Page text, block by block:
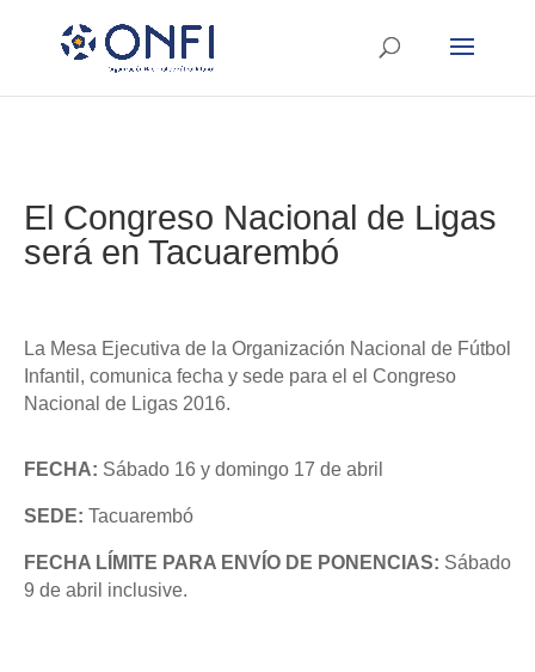
El Congreso Nacional de Ligas
será en Tacuarembó
La Mesa Ejecutiva de la Organización Nacional de Fútbol
Infantil, comunica fecha y sede para el el Congreso
Nacional de Ligas 2016.
FECHA: Sábado 16 y domingo 17 de abril
SEDE: Tacuarembó
FECHA LÍMITE PARA ENVÍO DE PONENCIAS: Sábado
9 de abril inclusive.